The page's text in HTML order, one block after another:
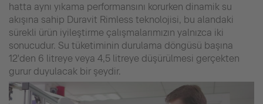
hatta aynı yıkama performansını korurken dinamik su
akışına sahip Duravit Rimless teknolojisi, bu alandaki
sürekli ürün iyileştirme çalışmalarımızın yalnızca iki
sonucudur. Su tüketiminin durulama döngüsü başına
12'den 6 litreye veya 4,5 litreye düşürülmesi gerçekten
gurur duyulacak bir şeydir.